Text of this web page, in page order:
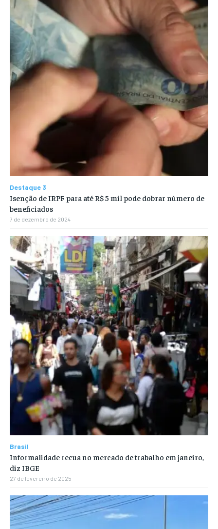
Destaque 3
Isenção de IRPF para até R$ 5 mil pode dobrar número de
beneficiados
7 de dezembro de 2024
Brasil
Informalidade recua no mercado de trabalho em janeiro,
diz IBGE
27 de fevereiro de 2025